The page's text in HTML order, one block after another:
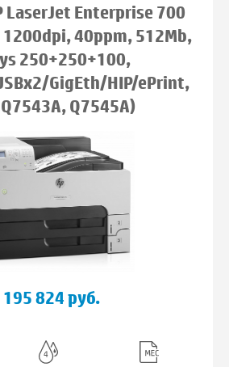
LaserJet Enterprise 700
40ppm, 512Mb,
250+250+100,
GigEth/HIP/ePrint,
Q7545A)
195 824 руб.